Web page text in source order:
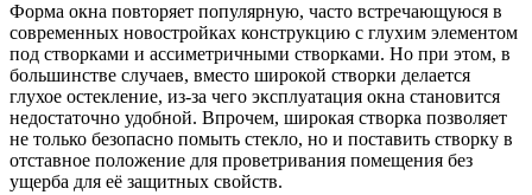
Форма окна повторяет популярную, часто встречающуюся в
современных новостройках конструкцию с глухим элементом
под створками и ассиметричными створками. Но при этом, в
большинстве случаев, вместо широкой створки делается
глухое остекление, из-за чего эксплуатация окна становится
недостаточно удобной. Впрочем, широкая створка позволяет
не только безопасно помыть стекло, но и поставить створку в
отставное положение для проветривания помещения без
ущерба для её защитных свойств.